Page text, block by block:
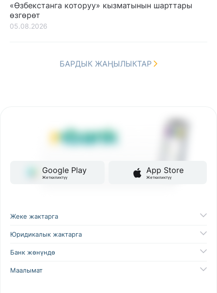
«Өзбекстанга которуу» кызматынын шарттары
өзгөрөт
05.08.2026
БАРДЫК ЖАҢЫЛЫКТАР
Google Play
Жеткиликтүү
App Store
Жеткиликтүү
Жеке жактарга
Юридикалык жактарга
Банк жөнүндө
Маалымат